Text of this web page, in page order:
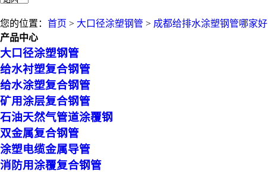
您的位置： 首页 > 大口径涂塑钢管 > 成都给排水涂塑钢管哪家好
产品中心
大口径涂塑钢管
给水衬塑复合钢管
给水涂塑复合钢管
矿用涂层复合钢管
石油天然气管道涂覆钢
双金属复合钢管
涂塑电缆金属导管
消防用涂覆复合钢管